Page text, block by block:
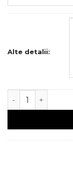
Alte detalii:
Cantitate